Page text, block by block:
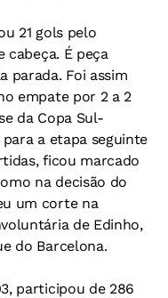
21 gols pelo
cabeça. É peça
parada. Foi assim
empate por 2 a 2
da Copa Sul-
a etapa seguinte
ficou marcado
na decisão do
um corte na
de Edinho,
do Barcelona.
participou de 286